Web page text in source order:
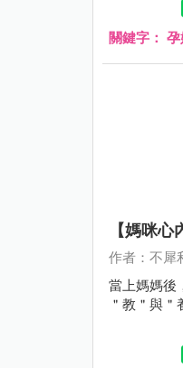
關鍵字： 孕
【媽咪
作者：不犀
當上媽媽後
＂教＂與